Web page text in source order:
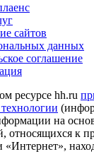
сайтов
данных
соглашение
ресурсе hh.ru
на
относящихся к
«Интернет»,